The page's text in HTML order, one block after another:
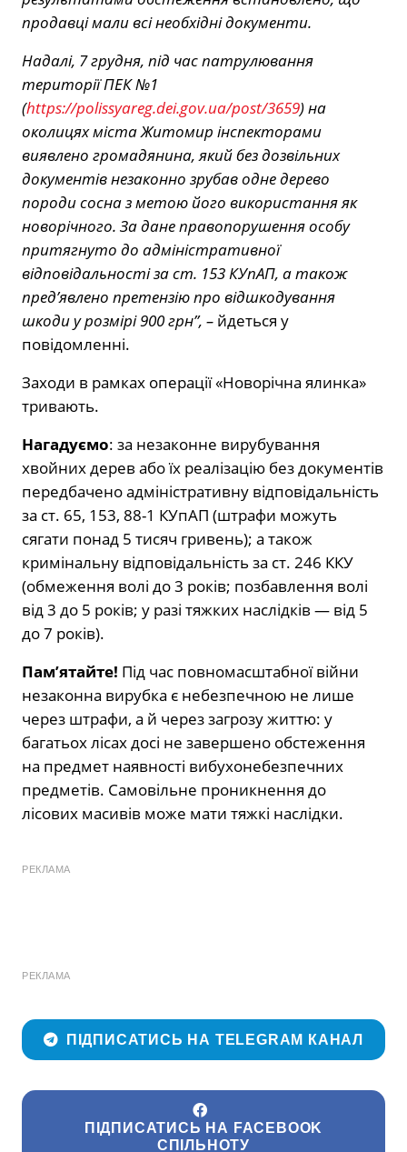
продавці мали всі необхідні документи.
Надалі, 7 грудня, під час патрулювання
території ПЕК №1
(https://polissyareg.dei.gov.ua/post/3659) на
околицях міста Житомир інспекторами
виявлено громадянина, який без дозвільних
документів незаконно зрубав одне дерево
породи сосна з метою його використання як
новорічного. За дане правопорушення особу
притягнуто до адміністративної
відповідальності за ст. 153 КУпАП, а також
пред’явлено претензію про відшкодування
шкоди у розмірі 900 грн”, – йдеться у
повідомленні.
Заходи в рамках операції «Новорічна ялинка»
тривають.
Нагадуємо: за незаконне вирубування
хвойних дерев або їх реалізацію без документів
передбачено адміністративну відповідальність
за ст. 65, 153, 88-1 КУпАП (штрафи можуть
сягати понад 5 тисяч гривень); а також
кримінальну відповідальність за ст. 246 ККУ
(обмеження волі до 3 років; позбавлення волі
від 3 до 5 років; у разі тяжких наслідків — від 5
до 7 років).
Пам’ятайте! Під час повномасштабної війни
незаконна вирубка є небезпечною не лише
через штрафи, а й через загрозу життю: у
багатьох лісах досі не завершено обстеження
на предмет наявності вибухонебезпечних
предметів. Самовільне проникнення до
лісових масивів може мати тяжкі наслідки.
РЕКЛАМА
РЕКЛАМА
ПІДПИСАТИСЬ НА TELEGRAM КАНАЛ
ПІДПИСАТИСЬ НА FACEBOOK
СПІЛЬНОТУ